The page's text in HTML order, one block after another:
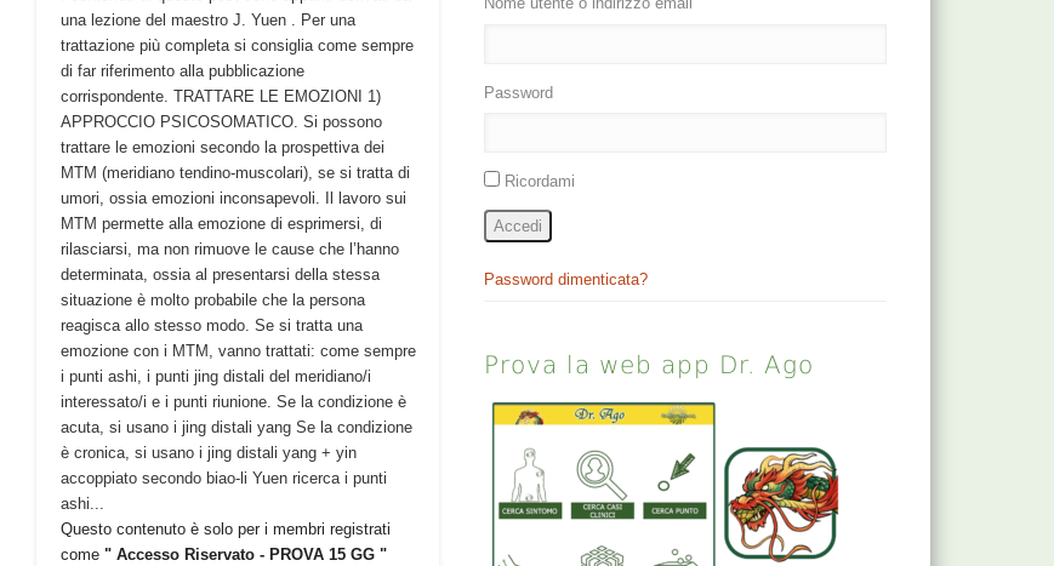
una lezione del maestro J. Yuen . Per una
trattazione più completa si consiglia come sempre
di far riferimento alla pubblicazione
corrispondente. TRATTARE LE EMOZIONI 1)
APPROCCIO PSICOSOMATICO. Si possono
trattare le emozioni secondo la prospettiva dei
MTM (meridiano tendino-muscolari), se si tratta di
umori, ossia emozioni inconsapevoli. Il lavoro sui
MTM permette alla emozione di esprimersi, di
rilasciarsi, ma non rimuove le cause che l’hanno
determinata, ossia al presentarsi della stessa
situazione è molto probabile che la persona
reagisca allo stesso modo. Se si tratta una
emozione con i MTM, vanno trattati: come sempre
i punti ashi, i punti jing distali del meridiano/i
interessato/i e i punti riunione. Se la condizione è
acuta, si usano i jing distali yang Se la condizione
è cronica, si usano i jing distali yang + yin
accoppiato secondo biao-li Yuen ricerca i punti
ashi...
Questo contenuto è solo per i membri registrati
come " Accesso Riservato - PROVA 15 GG "
Password
Ricordami
Accedi
Password dimenticata?
Prova la web app Dr. Ago